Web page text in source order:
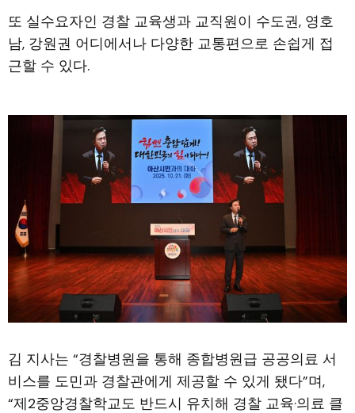
또 실수요자인 경찰 교육생과 교직원이 수도권, 영호
남, 강원권 어디에서나 다양한 교통편으로 손쉽게 접
근할 수 있다.
김 지사는 “경찰병원을 통해 종합병원급 공공의료 서
비스를 도민과 경찰관에게 제공할 수 있게 됐다”며,
“제2중앙경찰학교도 반드시 유치해 경찰 교육·의료 클